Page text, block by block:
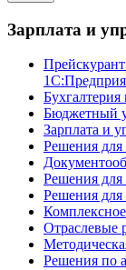
Зарплата и
Бюджетный
Зарплата и
Решения для
Решения для
Решения для
Отраслевые
Решения по